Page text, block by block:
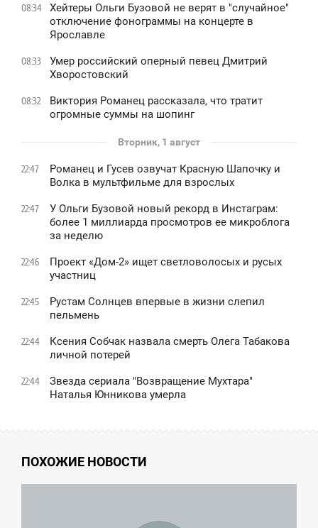
08:34
Хейтеры Ольги Бузовой не верят в "случайное"
отключение фонограммы на концерте в
Ярославле
08:33
Умер российский оперный певец Дмитрий
Хворостовский
08:32
Виктория Романец рассказала, что тратит
огромные суммы на шопинг
Вторник, 1 август
22:47
Романец и Гусев озвучат Красную Шапочку и
Волка в мультфильме для взрослых
22:47
У Ольги Бузовой новый рекорд в Инстаграм:
более 1 миллиарда просмотров ее микроблога
за неделю
22:46
Проект «Дом-2» ищет светловолосых и русых
участниц
22:45
Рустам Солнцев впервые в жизни слепил
пельмень
22:44
Ксения Собчак назвала смерть Олега Табакова
личной потерей
22:44
Звезда сериала "Возвращение Мухтара"
Наталья Юнникова умерла
ПОХОЖИЕ НОВОСТИ